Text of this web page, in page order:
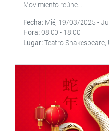
Movimiento reúne...
Fecha Mié, 19/03/2025 -
Hora 08:00 - 18:00
Lugar Teatro